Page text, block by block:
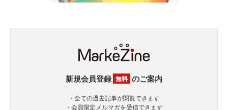
新規会員登録 無料 のご案内
・全ての過去記事が閲覧できます
・会員限定メルマガを受信できます